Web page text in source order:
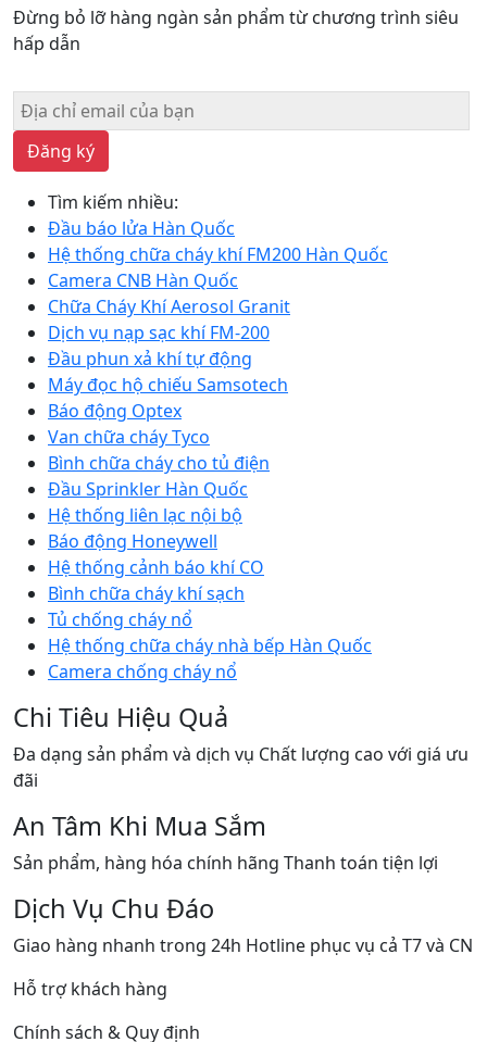
Đừng bỏ lỡ hàng ngàn sản phẩm từ chương trình siêu
hấp dẫn
Đăng ký
Tìm kiếm nhiều:
Đầu báo lửa Hàn Quốc
Hệ thống chữa cháy khí FM200 Hàn Quốc
Camera CNB Hàn Quốc
Chữa Cháy Khí Aerosol Granit
Dịch vụ nạp sạc khí FM-200
Đầu phun xả khí tự động
Máy đọc hộ chiếu Samsotech
Báo động Optex
Van chữa cháy Tyco
Bình chữa cháy cho tủ điện
Đầu Sprinkler Hàn Quốc
Hệ thống liên lạc nội bộ
Báo động Honeywell
Hệ thống cảnh báo khí CO
Bình chữa cháy khí sạch
Tủ chống cháy nổ
Hệ thống chữa cháy nhà bếp Hàn Quốc
Camera chống cháy nổ
Chi Tiêu Hiệu Quả
Đa dạng sản phẩm và dịch vụ Chất lượng cao với giá ưu
đãi
An Tâm Khi Mua Sắm
Sản phẩm, hàng hóa chính hãng Thanh toán tiện lợi
Dịch Vụ Chu Đáo
Giao hàng nhanh trong 24h Hotline phục vụ cả T7 và CN
Hỗ trợ khách hàng
Chính sách & Quy định